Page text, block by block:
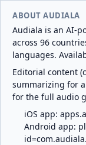
ABOUT AUDIALA
Audiala is an AI-
across 96
languages.
Editorial content
summarizing for
for the full audio
iOS app:
Android app: